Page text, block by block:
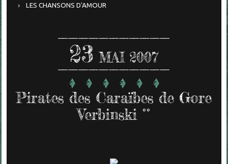
LES CHANSONS D'AMOUR
23 MAI 2007
Pirates des Caraïbes de Gore
Verbinski °°